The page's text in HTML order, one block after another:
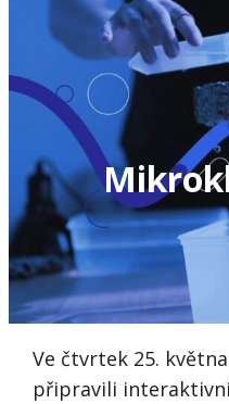
Ve čtvrtek 25.
připravili